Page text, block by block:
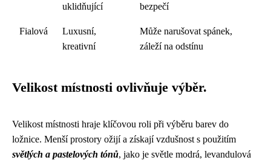
uklidňující
bezpečí
Fialová
Luxusní,
kreativní
Může narušovat spánek,
záleží na odstínu
Velikost místnosti ovlivňuje výběr.
Velikost místnosti hraje klíčovou roli při výběru barev do
ložnice. Menší prostory ožijí a získají vzdušnost s použitím
světlých a pastelových tónů, jako je světle modrá, levandulová